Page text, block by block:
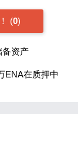
(0)
备资产
ENA在质押中